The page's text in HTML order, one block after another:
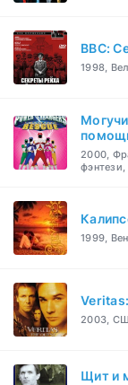
BBC:
1998,
2000,
1999,
2003,
Щит и